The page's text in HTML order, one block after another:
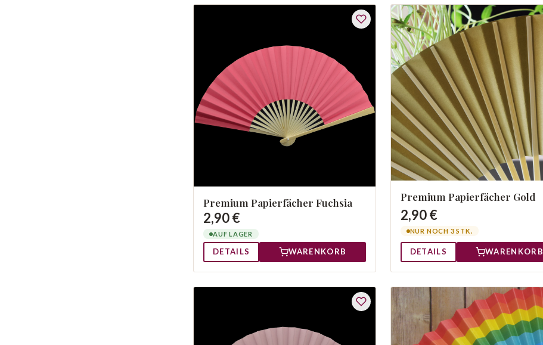
Premium Papierfächer Fuchsia
2,90 €
AUF LAGER
DETAILS WARENKORB
Premium Papierfächer Gold
2,90 €
NUR NOCH 3 STK.
DETAILS WARENKORB